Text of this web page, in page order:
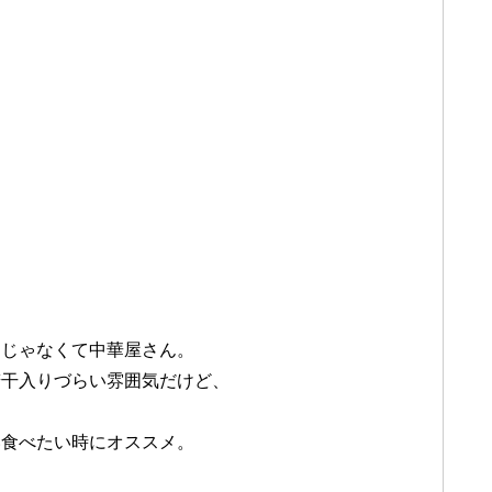
ゃなくて中華屋さん。
入りづらい雰囲気だけど、
べたい時にオススメ。